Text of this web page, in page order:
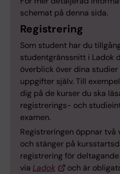
schemat på denna sida.
Registrering
Som student har du
studentgränssnitt i Ladok
överblick över dina
uppgifter själv. Till
dig på de kurser du ska
registrerings- och
examen.
Registreringen öppnar två
och stänger på
registrering för
via Ladok
och är